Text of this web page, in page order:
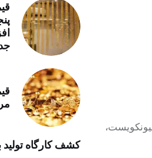
کشف کارگاه تولید